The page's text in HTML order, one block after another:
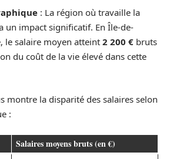
: La région où travaille la
un impact significatif. En Île-de-
le salaire moyen atteint 2 200 € bruts
du coût de la vie élevé dans cette
montre la disparité des salaires selon
:
Salaires moyens bruts (en €)